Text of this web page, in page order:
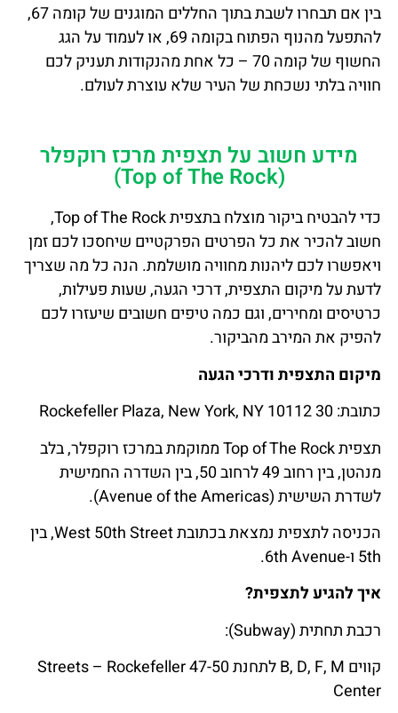
בין אם תבחרו לשבת בתוך החללים המוגנים של קומה 67,
להתפעל מהנוף הפתוח בקומה 69, או לעמוד על הגג
החשוף של קומה 70 – כל אחת מהנקודות תעניק לכם
חוויה בלתי נשכחת של העיר שלא עוצרת לעולם.
מידע חשוב על תצפית מרכז רוקפלר
(Top of The Rock)
כדי להבטיח ביקור מוצלח בתצפית Top of The Rock,
חשוב להכיר את כל הפרטים הפרקטיים שיחסכו לכם זמן
ויאפשרו לכם ליהנות מחוויה מושלמת. הנה כל מה שצריך
לדעת על מיקום התצפית, דרכי הגעה, שעות פעילות,
כרטיסים ומחירים, וגם כמה טיפים חשובים שיעזרו לכם
להפיק את המירב מהביקור.
מיקום התצפית ודרכי הגעה
כתובת: 30 Rockefeller Plaza, New York, NY 10112
תצפית Top of The Rock ממוקמת במרכז רוקפלר, בלב
מנהטן, בין רחוב 49 לרחוב 50, בין השדרה החמישית
לשדרת השישית (Avenue of the Americas).
הכניסה לתצפית נמצאת בכתובת West 50th Street, בין
5th ו-6th Avenue.
איך להגיע לתצפית?
רכבת תחתית (Subway):
קווים B, D, F, M לתחנת 47-50 Streets – Rockefeller
Center